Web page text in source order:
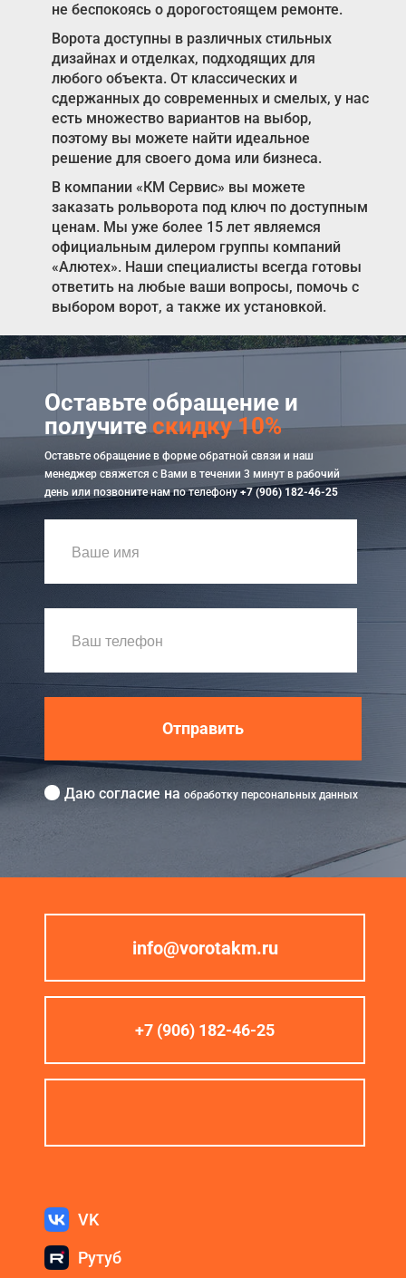
не беспокоясь о дорогостоящем ремонте.
Ворота доступны в различных стильных
дизайнах и отделках, подходящих для
любого объекта. От классических и
сдержанных до современных и смелых, у нас
есть множество вариантов на выбор,
поэтому вы можете найти идеальное
решение для своего дома или бизнеса.
В компании «КМ Сервис» вы можете
заказать рольворота под ключ по доступным
ценам. Мы уже более 15 лет являемся
официальным дилером группы компаний
«Алютех». Наши специалисты всегда готовы
ответить на любые ваши вопросы, помочь с
выбором ворот, а также их установкой.
Оставьте обращение и
получитескидку 10%
Оставьте обращение в форме обратной связи и наш
менеджер свяжется с Вами в течении 3 минут в рабочий
день или позвоните нам по телефону+7 (906) 182-46-25
Отправить
Даю согласие на обработку персональных данных
info@vorotakm.ru
+7 (906) 182-46-25
VK
Рутуб